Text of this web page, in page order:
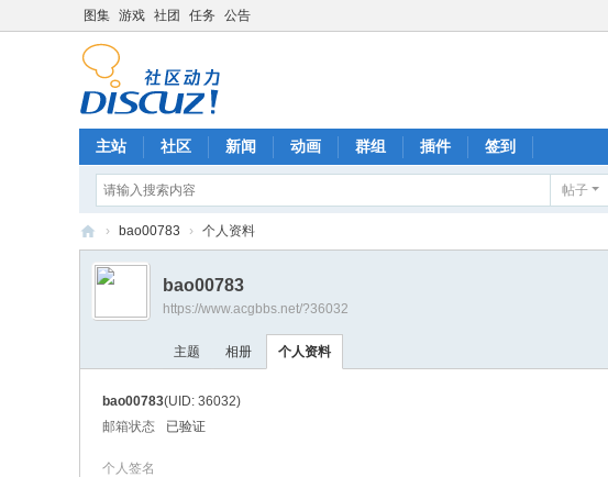
图集 游戏 社团 任务 公告
主站 社区 新闻 动画 群组 插件 签到
帖子
A
› bao00783 › 个人资料
bao00783
https://www.acgbbs.net/?36032
主题 相册 个人资料
bao00783(UID: 36032)
邮箱状态
已验证
个人签名